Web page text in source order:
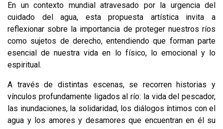
En un contexto mundial atravesado por la urgencia del
cuidado del agua, esta propuesta artística invita a
reflexionar sobre la importancia de proteger nuestros ríos
como sujetos de derecho, entendiendo que forman parte
esencial de nuestra vida en lo físico, lo emocional y lo
espiritual.
A través de distintas escenas, se recorren historias y
vínculos profundamente ligados al río: la vida del pescador,
las inundaciones, la solidaridad, los diálogos íntimos con el
agua y los amores y desamores que encuentran en él su